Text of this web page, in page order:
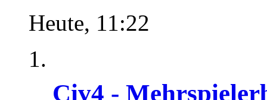
Heute, 11:22
Civ4 -